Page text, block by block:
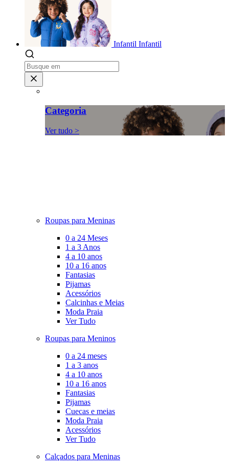
Infantil Infantil
Categoria
Ver tudo >
Roupas para Meninas
0 a 24 Meses
1 a 3 Anos
4 a 10 anos
10 a 16 anos
Fantasias
Pijamas
Acessórios
Calcinhas e Meias
Moda Praia
Ver Tudo
Roupas para Meninos
0 a 24 meses
1 a 3 anos
4 a 10 anos
10 a 16 anos
Fantasias
Pijamas
Cuecas e meias
Moda Praia
Acessórios
Ver Tudo
Calçados para Meninas